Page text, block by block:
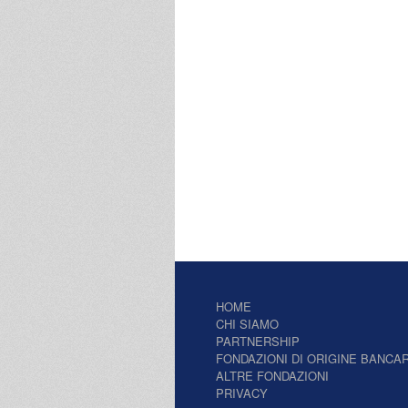
HOME
CHI SIAMO
PARTNERSHIP
FONDAZIONI DI ORIGINE
ALTRE FONDAZIONI
PRIVACY